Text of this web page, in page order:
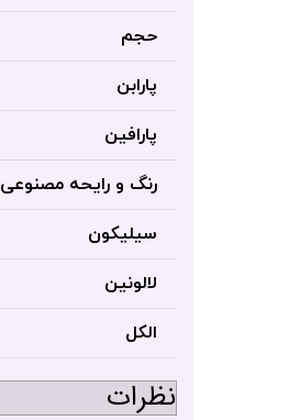
حجم
پارابن
پارافین
رنگ و رایحه مصنوعی
سیلیکون
لالونین
الکل
نظرات